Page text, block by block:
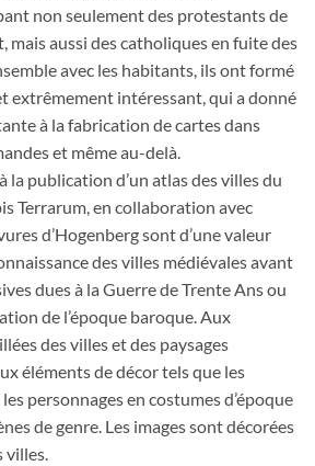
non seulement des protestants de
mais aussi des catholiques en fuite des
avec les habitants, ils ont formé
extrêmement intéressant, qui a donné
à la fabrication de cartes dans
et même au-delà.
la publication d’un atlas des villes du
Terrarum, en collaboration avec
d’Hogenberg sont d’une valeur
des villes médiévales avant
dues à la Guerre de Trente Ans ou
de l’époque baroque. Aux
des villes et des paysages
éléments de décor tels que les
personnages en costumes d’époque
de genre. Les images sont décorées
villes.